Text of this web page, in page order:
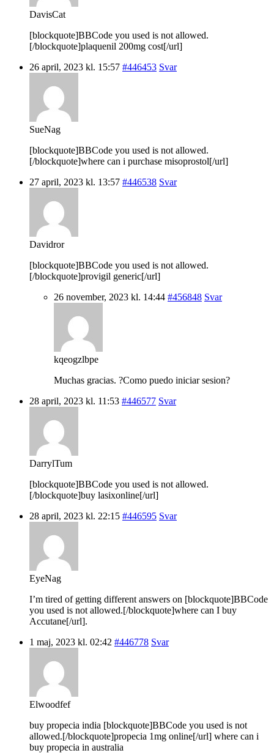
DavisCat
[blockquote]BBCode you used is not allowed.
[/blockquote]plaquenil 200mg cost[/url]
26 april, 2023 kl. 15:57 #446453 Svar
SueNag
[blockquote]BBCode you used is not allowed.
[/blockquote]where can i purchase misoprostol[/url]
27 april, 2023 kl. 13:57 #446538 Svar
Davidror
[blockquote]BBCode you used is not allowed.
[/blockquote]provigil generic[/url]
26 november, 2023 kl. 14:44 #456848 Svar
kqeogzlbpe
Muchas gracias. ?Como puedo iniciar sesion?
28 april, 2023 kl. 11:53 #446577 Svar
DarrylTum
[blockquote]BBCode you used is not allowed.
[/blockquote]buy lasixonline[/url]
28 april, 2023 kl. 22:15 #446595 Svar
EyeNag
I’m tired of getting different answers on [blockquote]BBCode
you used is not allowed.[/blockquote]where can I buy
Accutane[/url].
1 maj, 2023 kl. 02:42 #446778 Svar
Elwoodfef
buy propecia india [blockquote]BBCode you used is not
allowed.[/blockquote]propecia 1mg online[/url] where can i
buy propecia in australia